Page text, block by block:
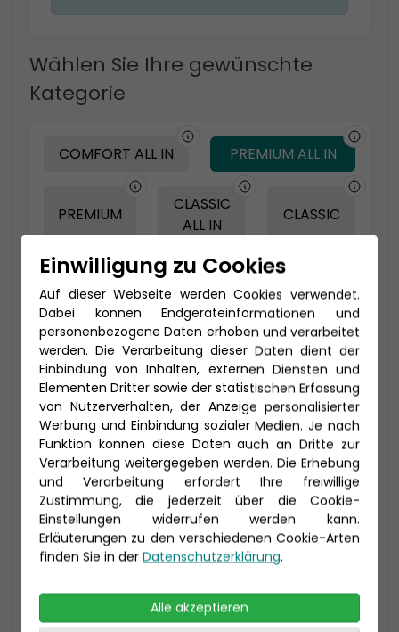
Wählen Sie Ihre gewünschte
Kategorie
COMFORT ALL IN PREMIUM ALL IN
PREMIUM
CLASSIC
ALL IN
CLASSIC
-150 € - Frühbucher Plus
2-Bett Juniorsuite mit Lounge (JB)
34 qm (bis zu 4 Personen)
inklusive Lounge (6qm) und Veranda (6qm),
Preis 5.150 €
Einwilligung zu Cookies
Auf dieser Webseite werden Cookies verwendet.
Dabei können Endgeräteinformationen und
personenbezogene Daten erhoben und verarbeitet
werden. Die Verarbeitung dieser Daten dient der
Einbindung von Inhalten, externen Diensten und
Elementen Dritter sowie der statistischen Erfassung
von Nutzerverhalten, der Anzeige personalisierter
Werbung und Einbindung sozialer Medien. Je nach
Funktion können diese Daten auch an Dritte zur
Verarbeitung weitergegeben werden. Die Erhebung
und Verarbeitung erfordert Ihre freiwillige
Zustimmung, die jederzeit über die Cookie-
Einstellungen widerrufen werden kann.
Erläuterungen zu den verschiedenen Cookie-Arten
finden Sie in der Datenschutzerklärung.
Alle akzeptieren